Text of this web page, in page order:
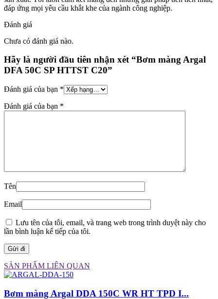
đáp ứng mọi yêu cầu khắt khe của ngành công nghiệp.
Đánh giá
Chưa có đánh giá nào.
Hãy là người đầu tiên nhận xét “Bơm màng Argal
DFA 50C SP HTTST C20”
Đánh giá của bạn *
Đánh giá của bạn *
Tên
Email
Lưu tên của tôi, email, và trang web trong trình duyệt này cho
lần bình luận kế tiếp của tôi.
SẢN PHẨM LIÊN QUAN
Bơm màng Argal DDA 150C WR HT TPD I...